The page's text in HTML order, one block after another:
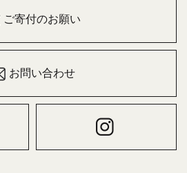
ご寄付のお願い
お問い合わせ